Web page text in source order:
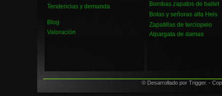
© Desarrollado por Trigger. -
Tendencias y demanda
Blog
Valoración
Bombas zapatos de ballet
Botas y señoras alta Hels
Zapatillas de terciopelo
Alpargata de damas